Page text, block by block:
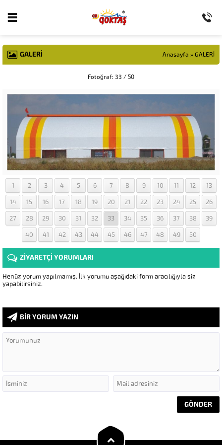
GALERİ Anasayfa » GALERİ
Fotoğraf: 33 / 50
1 2 3 4 5 6 7 8 9 10 11 12 13
14 15 16 17 18 19 20 21 22 23 24 25 26
27 28 29 30 31 32 33 34 35 36 37 38 39
40 41 42 43 44 45 46 47 48 49 50
ZİYARETÇİ YORUMLARI
Henüz yorum yapılmamış. İlk yorumu aşağıdaki form aracılığıyla siz
yapabilirsiniz.
BİR YORUM YAZIN